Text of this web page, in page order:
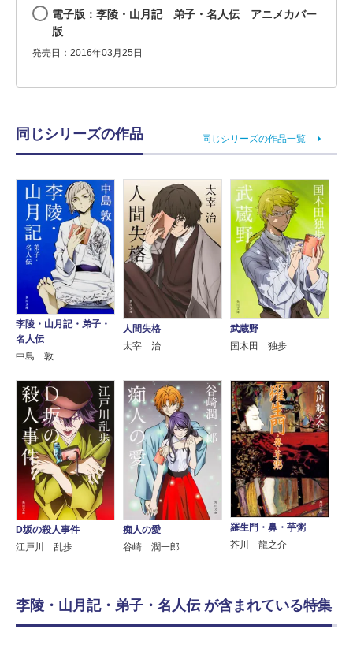
電子版：李陵・山月記 弟子・名人伝 アニメカバー
版
発売日：2016年03月25日
同じシリーズの作品 同じシリーズの作品一覧
李陵・山月記・弟子・
名人伝
中島 敦
人間失格
太宰 治
武蔵野
国木田 独歩
D坂の殺人事件
江戸川 乱歩
痴人の愛
谷崎 潤一郎
羅生門・鼻・芋粥
芥川 龍之介
李陵・山月記・弟子・名人伝 が含まれている特集